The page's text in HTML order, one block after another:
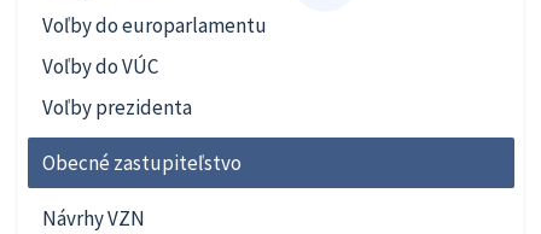
Voľby do europarlamentu
Voľby do VÚC
Voľby prezidenta
Obecné zastupiteľstvo
Návrhy VZN